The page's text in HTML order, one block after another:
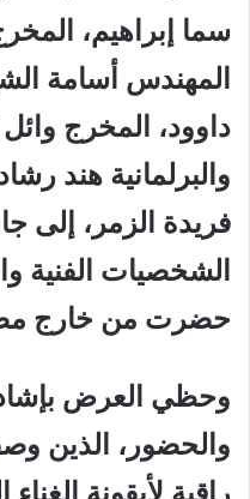
سما إبراهيم،
المهندس أسامة
داوود، المخرج
والبرلمانية هند
فريدة الزمر، إلى
الشخصيات الفنية
حضرت من خارج
وحظي العرض
والحضور، الذين